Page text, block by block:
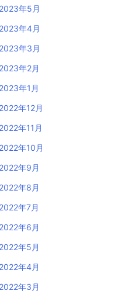
2023年5月
2023年4月
2023年3月
2023年2月
2023年1月
2022年12月
2022年11月
2022年10月
2022年9月
2022年8月
2022年7月
2022年6月
2022年5月
2022年4月
2022年3月